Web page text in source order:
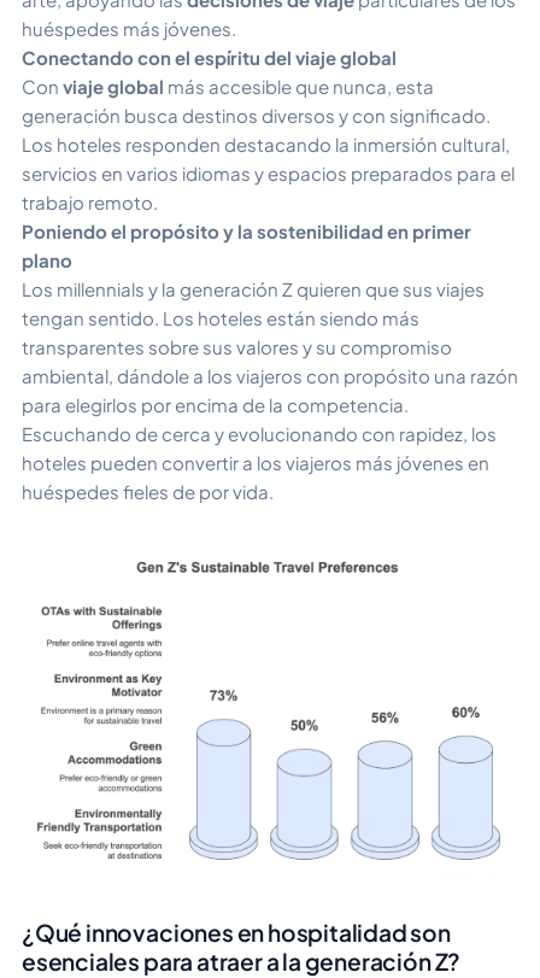
huéspedes más jóvenes.
Conectando con el espíritu del viaje global
Con viaje global más accesible que nunca, esta
generación busca destinos diversos y con significado.
Los hoteles responden destacando la inmersión cultural,
servicios en varios idiomas y espacios preparados para el
trabajo remoto.
Poniendo el propósito y la sostenibilidad en primer
plano
Los millennials y la generación Z quieren que sus viajes
tengan sentido. Los hoteles están siendo más
transparentes sobre sus valores y su compromiso
ambiental, dándole a los viajeros con propósito una razón
para elegirlos por encima de la competencia.
Escuchando de cerca y evolucionando con rapidez, los
hoteles pueden convertir a los viajeros más jóvenes en
huéspedes fieles de por vida.
¿Qué innovaciones en hospitalidad son
esenciales para atraer a la generación Z?